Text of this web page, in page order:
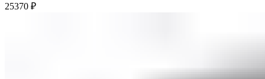
25370 ₽